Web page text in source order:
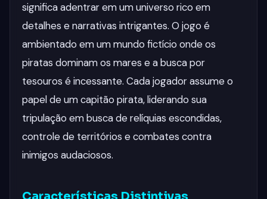
significa adentrar em um universo rico em
detalhes e narrativas intrigantes. O jogo é
ambientado em um mundo fictício onde os
piratas dominam os mares e a busca por
tesouros é incessante. Cada jogador assume o
papel de um capitão pirata, liderando sua
tripulação em busca de relíquias escondidas,
controle de territórios e combates contra
inimigos audaciosos.